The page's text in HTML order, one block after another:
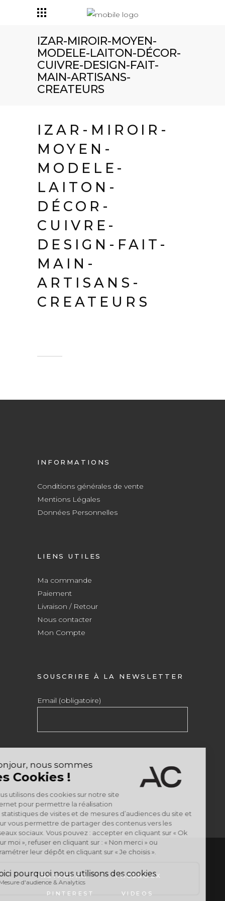
IZAR-MIROIR-MOYEN-
MODELE-LAITON-DÉCOR-
CUIVRE-DESIGN-FAIT-
MAIN-ARTISANS-
CREATEURS
IZAR-MIROIR-
MOYEN-
MODELE-
LAITON-
DÉCOR-
CUIVRE-
DESIGN-FAIT-
MAIN-
ARTISANS-
CREATEURS
INFORMATIONS
Conditions générales de vente
Mentions Légales
Données Personnelles
LIENS UTILES
Ma commande
Paiement
Livraison / Retour
Nous contacter
Mon Compte
SOUSCRIRE À LA NEWSLETTER
Email (obligatoire)
INSTAGRAM FACEBOOK
PINTEREST VIDEOS